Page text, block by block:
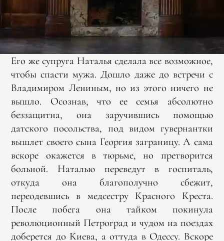
Его же супруга Наталья сделала все возможное,
чтобы спасти мужа. Дошло даже до встречи с
Владимиром Лениным, но из этого ничего не
вышло. Осознав, что ее семья абсолютно
беззащитна, она заручившись помощью
датского посольства, под видом гувернантки
вышлет своего сына Георгия заграницу. А сама
вскоре окажется в тюрьме, но претворится
больной. Наталью переведут в госпиталь,
откуда она благополучно сбежит,
переодевшись в медсестру Красного Креста.
После побега она тайком покинула
революционный Петроград и чудом на поездах
доберется до Киева, а оттуда в Одессу. Вскоре